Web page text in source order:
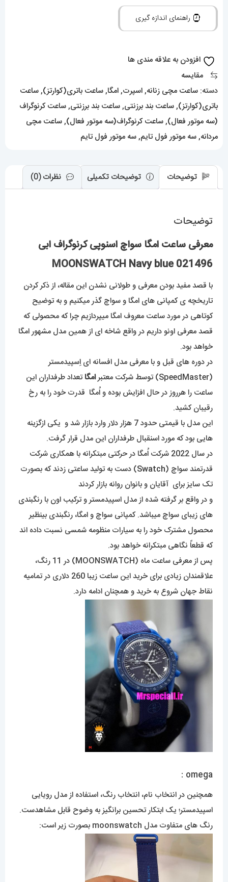
اسنوپی
کرنوگراف
021496
MOONSWATCH
عدد
راهنمای اندازه گیری
افزودن به علاقه مندی ها
مقایسه
دسته: ساعت مچی زنانه,اسپرت,امگا,ساعت باتری(کوارتز),ساعت
باتری(کوارتز),ساعت بند برزنتی,ساعت بند برزنتی,ساعت کرنوگراف
(سه موتور فعال),ساعت کرنوگراف(سه موتور فعال),ساعت مچی
مردانه,سه موتور فول تایم,سه موتور فول تایم
توضیحات توضیحات تکمیلی نظرات (0)
توضیحات
معرفی ساعت امگا سواچ اسنوپی کرنوگراف ابی
021496 MOONSWATCH Navy blue
با قصد مفید بودن معرفی و طولانی نشدن این مقاله، از ذکر کردن
تاریخچه ی کمپانی های امگا و سواچ گذر میکنیم و به توضیح
کوتاهی در مورد ساعت معروف امگا میپردازیم چرا که محصولی که
قصد معرفی اونو داریم در واقع شاخه ای از همین مدل مشهور امگا
خواهد بود.
در دوره های قبل و با معرفی مدل افسانه ای اِسپیدمستر
(SpeedMaster) توسط شرکت معتبر
امگا تعداد طرفداران این
ساعت را هرروز در حال افزایش بوده و اُمگا قدرت خود را به رخ
رقیبان کشید.
این مدل با قیمتی حدود 7 هزار دلار وارد بازار شد و یکی ازگزینه
هایی بود که مورد اسنقبال طرفداران این مدل قرار گرفت.
در سال 2022 شرکت اُمگا در حرکتی مبتکرانه با همکاری شرکت
قدرتمند سواچ (Swatch) دست به تولید ساعتی زدند که بصورت
تک سایز برای آقایان و بانوان روانه بازار کردند
و در واقع بر گرفته شده از مدل اسپیدمستر و ترکیب اون با رنگبندی
های زیبای سواچ میباشد. کمپانی سواچ و امگا، رنگبندی بینظیر
محصول مشترک خود را به سیارات منظومه شمسی نسبت داده اند
که قطعاً نگاهی مبتکرانه خواهد بود.
پس از معرفی ساعت ماه (MOONSWATCH) در 11 رنگ،
علاقمندان زیادی برای خرید این ساعت زیبا 260 دلاری در تمامیه
نقاط جهان شروع به خرید و همچنان ادامه دارد.
omega :
همچنین در انتخاب نام، انتخاب رنگ، استفاده از مدل رویایی
اسپیدمستر؛ یک ابتکار تحسین برانگیز به وضوح قابل مشاهدست.
رنگ های متفاوت مدل moonswatch بصورت زیر است: